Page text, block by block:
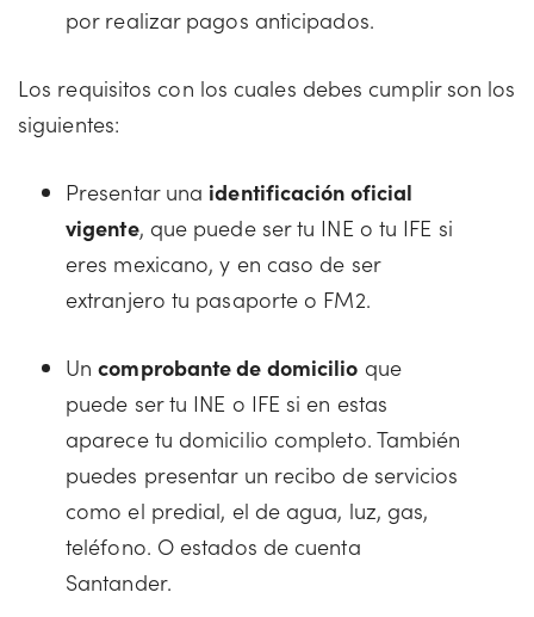
por realizar pagos anticipados.
Los requisitos con los cuales debes cumplir son los
siguientes:
Presentar una identificación oficial
vigente, que puede ser tu INE o tu IFE si
eres mexicano, y en caso de ser
extranjero tu pasaporte o FM2.
Uncomprobante de domicilio que
puede ser tu INE o IFE si en estas
aparece tu domicilio completo. También
puedes presentar un recibo de servicios
como el predial, el de agua, luz, gas,
teléfono. O estados de cuenta
Santander.